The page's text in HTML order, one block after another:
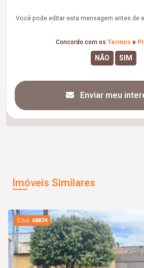
Você pode editar esta mensagem antes de
Concordo com os Termos e
Enviar meu
Imóveis Similares
Cód. 68874